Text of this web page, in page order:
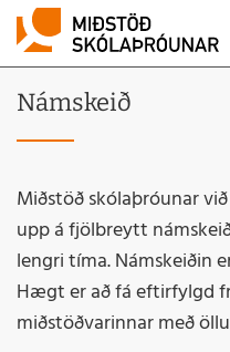
Námskeið
Miðstöð skólaþróunar
upp á fjölbreytt
lengri tíma. Námskeiðin
Hægt er að fá eftirfylgd
miðstöðvarinnar með